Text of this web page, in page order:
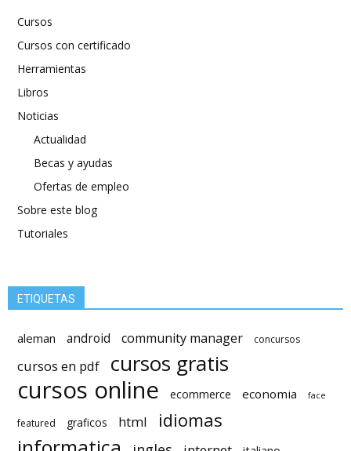
Cursos
Cursos con certificado
Herramientas
Libros
Noticias
Actualidad
Becas y ayudas
Ofertas de empleo
Sobre este blog
Tutoriales
ETIQUETAS
aleman android community manager concursos
cursos en pdf cursos gratis
cursos online ecommerce economia face
featured graficos html idiomas